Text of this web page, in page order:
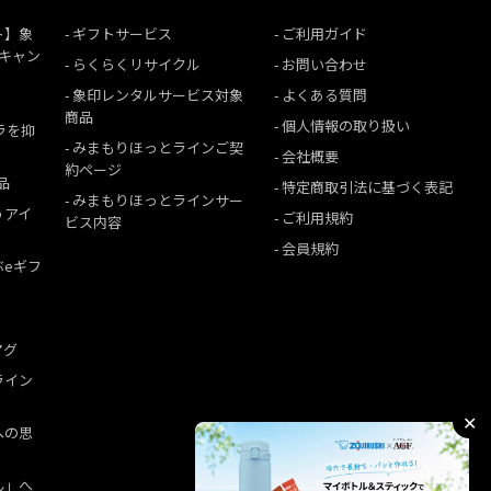
】象
ャン
を抑
イ
ギフ
グ
ン
の思
」へ
ギフトサービス
らくらくリサイクル
象印レンタルサービス対象
商品
みまもりほっとラインご契
約ページ
みまもりほっとラインサー
ビス内容
ご利用ガイド
お問い合わせ
よくある質問
個人情報の取り扱い
会社概要
特定商取引法に基づく表記
ご利用規約
会員規約
✕